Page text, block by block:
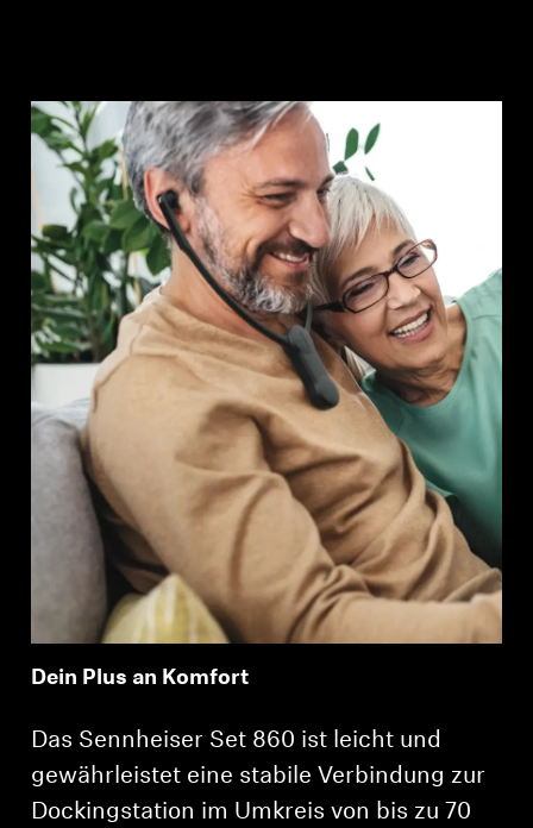
Dein Plus an Komfort
Das Sennheiser Set 860 ist leicht und
gewährleistet eine stabile Verbindung zur
Dockingstation im Umkreis von bis zu 70